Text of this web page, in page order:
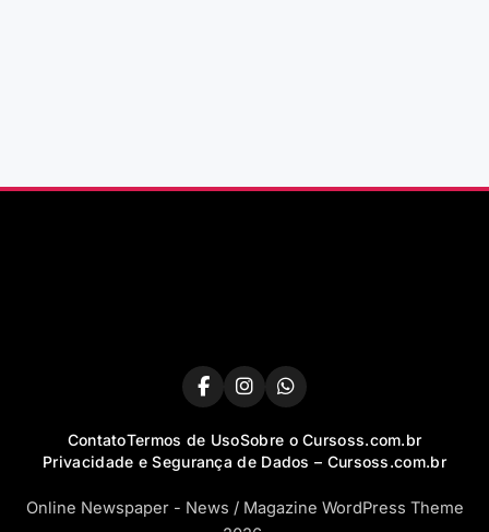
ContatoTermos de UsoSobre o Cursoss.com.br
Privacidade e Segurança de Dados – Cursoss.com.br
Online Newspaper - News / Magazine WordPress Theme